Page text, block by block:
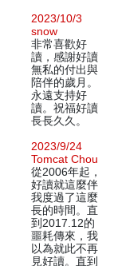
2023/10/3
snow
非常喜歡好
讀，感謝好讀
無私的付出與
陪伴的歲月。
永遠支持好
讀。祝福好讀
長長久久。
2023/9/24
Tomcat Chou
從2006年起，
好讀就這麼伴
我度過了這麼
長的時間。直
到2017.12的
噩耗傳來，我
以為就此不再
見好讀。直到